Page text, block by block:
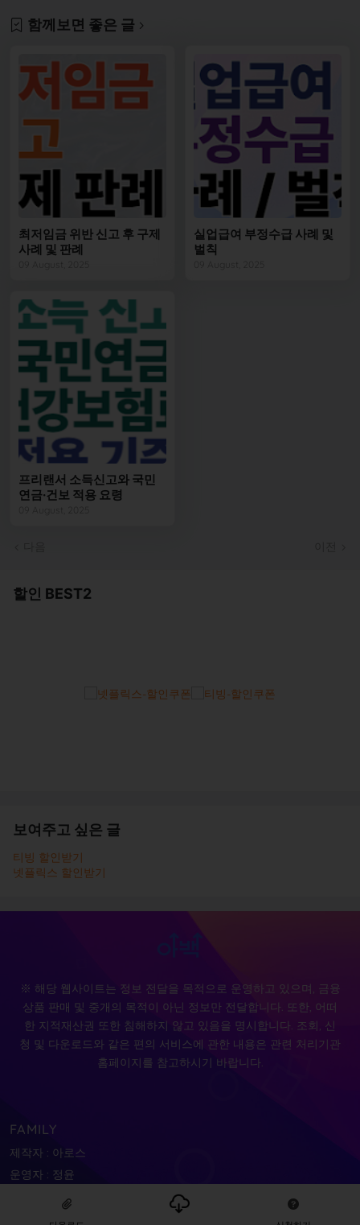
함께보면 좋은 글
최저임금 위반 신고 후 구제
사례 및 판례
실업급여 부정수급 사례 및
벌칙
프리랜서 소득신고와 국민
연금·건보 적용 요령
할인 BEST2
보여주고 싶은 글
티빙 할인받기
넷플릭스 할인받기
※ 해당 웹사이트는 정보 전달을 목적으로 운영하고 있으며, 금융
상품 판매 및 중개의 목적이 아닌 정보만 전달합니다. 또한, 어떠
한 지적재산권 또한 침해하지 않고 있음을 명시합니다. 조회, 신
청 및 다운로드와 같은 편의 서비스에 관한 내용은 관련 처리기관
홈페이지를 참고하시기 바랍니다.
FAMILY
제작자 : 아로스
운영자 : 정윤